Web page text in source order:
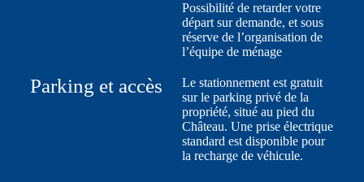
Possibilité de retarder votre
départ sur demande, et sous
réserve de l’organisation de
l’équipe de ménage
Parking et accès
Le stationnement est gratuit
sur le parking privé de la
propriété, situé au pied du
Château. Une prise électrique
standard est disponible pour
la recharge de véhicule.